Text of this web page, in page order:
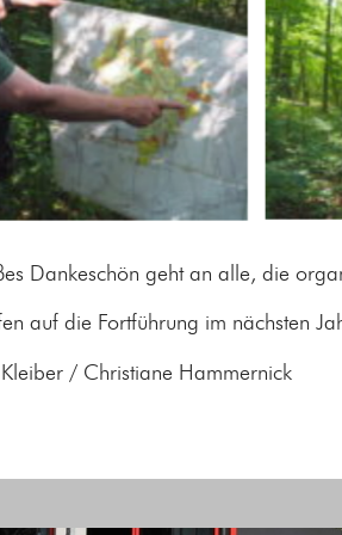
Dankeschön geht an alle, die
auf die Fortführung im nächsten
/ Christiane Hammernick